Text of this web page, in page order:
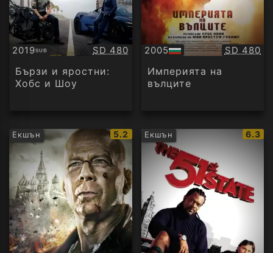
2019SUB
Субтитри Качество:
SD 480
Бързи и яростни:
Хобс и Шоу
2005
БГ
аудио
SD 480
Империята на
вълците
Екшън
IMDb
рейтинг:
5.2 Екшън
IMDb
6.3